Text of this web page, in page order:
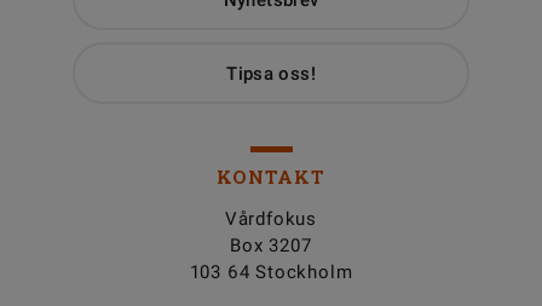
Tipsa oss!
KONTAKT
Vårdfokus
Box 3207
103 64 Stockholm